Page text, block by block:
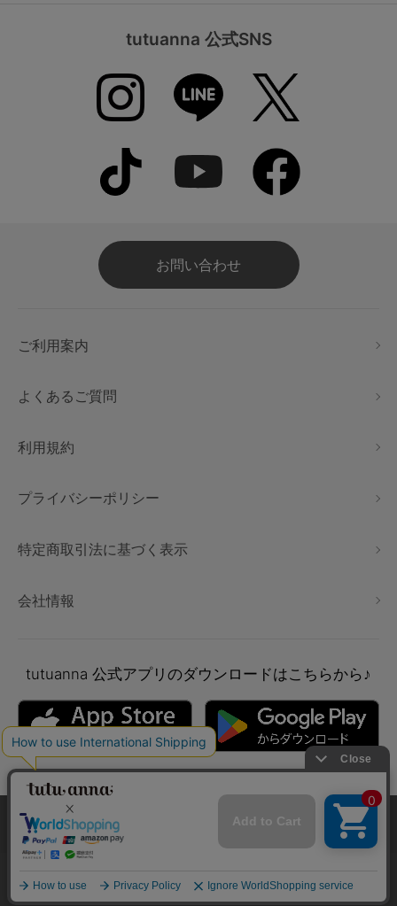
tutuanna 公式SNS
お問い合わせ
ご利用案内
よくあるご質問
利用規約
プライバシーポリシー
特定商取引法に基づく表示
会社情報
tutuanna 公式アプリのダウンロードはこちらから♪
本サイトでは、より快適にご利用いただけるようCookieを利用し
ています。詳細については
をご確認くださ
い。
承諾する